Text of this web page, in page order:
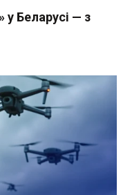
Беларусі — з